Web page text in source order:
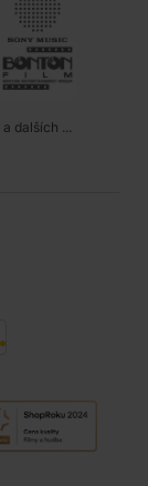
a dalších ...